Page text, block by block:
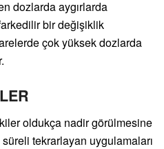
dozlarda aygırlarda
bir değişiklik
çok yüksek dozlarda
oldukça nadir görülmesine
tekrarlayan uygulamaları